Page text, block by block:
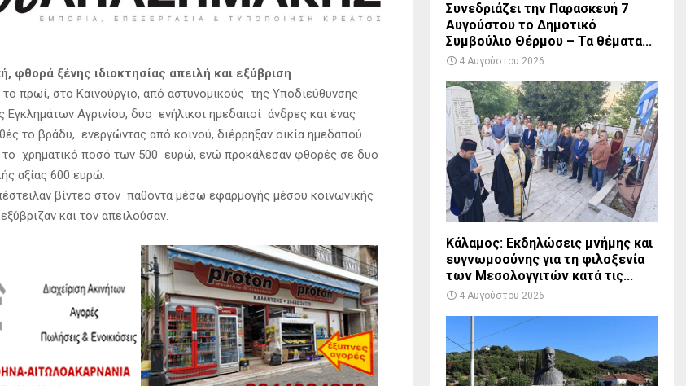
φθορά ξένης ιδιοκτησίας απειλή και εξύβριση
πρωί, στο Καινούργιο, από αστυνομικούς της Υποδιεύθυνσης
Εγκλημάτων Αγρινίου, δυο ενήλικοι ημεδαποί άνδρες και ένας
το βράδυ, ενεργώντας από κοινού, διέρρηξαν οικία ημεδαπού
το χρηματικό ποσό των 500 ευρώ, ενώ προκάλεσαν φθορές σε δυο
αξίας 600 ευρώ.
βίντεο στον παθόντα μέσω εφαρμογής μέσου κοινωνικής
και τον απειλούσαν.
Συνεδριάζει την Παρασκευή 7
Αυγούστου το Δημοτικό
Συμβούλιο Θέρμου – Τα θέματα...
4 Αυγούστου 2026
Κάλαμος: Εκδηλώσεις μνήμης και
ευγνωμοσύνης για τη φιλοξενία
των Μεσολογγιτών κατά τις...
4 Αυγούστου 2026